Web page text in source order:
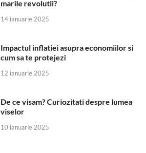
marile revolutii?
14 ianuarie 2025
Impactul inflatiei asupra economiilor si
cum sa te protejezi
12 ianuarie 2025
De ce visam? Curiozitati despre lumea
viselor
10 ianuarie 2025